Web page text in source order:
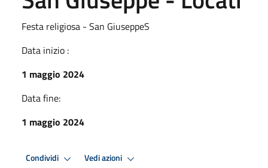
Festa religiosa - San GiuseppeS
Data inizio :
1 maggio 2024
Data fine:
1 maggio 2024
Condividi Vedi azioni